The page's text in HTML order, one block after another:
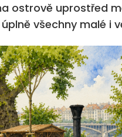
ostrově uprostřed
všechny malé i